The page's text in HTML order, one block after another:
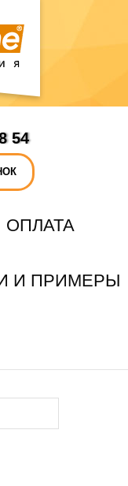
54
ОПЛАТА
И ПРИМЕРЫ